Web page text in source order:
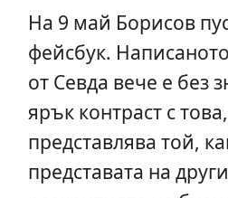
На 9 май Борисов
фейсбук.
от Севда вече е без
ярък контраст с
представлява той,
представата на